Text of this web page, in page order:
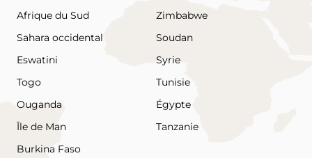
Afrique du Sud
Zimbabwe
Sahara occidental
Soudan
Eswatini
Syrie
Togo
Tunisie
Ouganda
Égypte
Île de Man
Tanzanie
Burkina Faso